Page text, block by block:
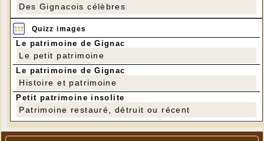
Des Gignacois célèbres
Quizz images
Le patrimoine de Gignac
Le petit patrimoine
Le patrimoine de Gignac
Histoire et patrimoine
Petit patrimoine insolite
Patrimoine restauré, détruit ou récent